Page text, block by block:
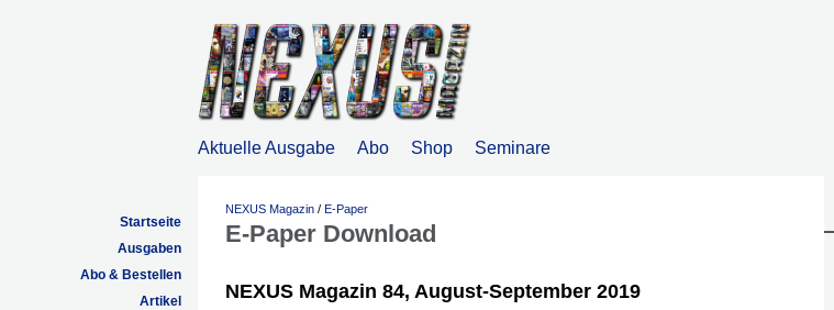
Aktuelle Ausgabe Abo Shop Seminare
Startseite
Ausgaben
Abo & Bestellen
Artikel
NEXUS Magazin / E-Paper
E-Paper Download
NEXUS Magazin 84, August-September 2019